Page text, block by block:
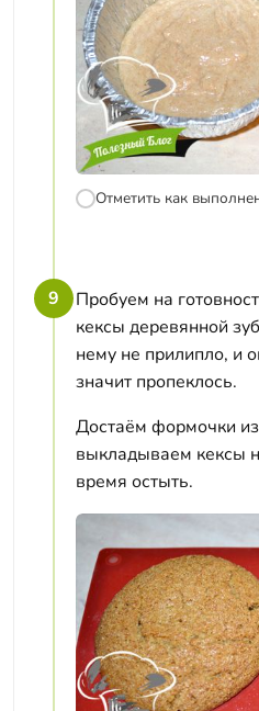
Отметить как
9
Пробуем на
кексы деревянной
нему не прилипло, и
значит пропеклось.
Достаём формочки
выкладываем кексы
время остыть.